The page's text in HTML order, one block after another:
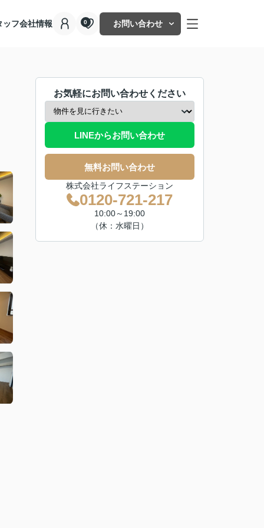
ッフ会社情報 0 お問い合わせ
お気軽にお問い合わせください
LINEからお問い合わせ
無料お問い合わせ
株式会社ライフステーション
0120-721-217
10:00～19:00
（休：水曜日）